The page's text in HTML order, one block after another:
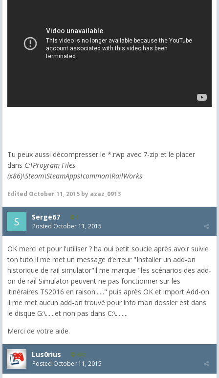
Tu peux aussi décompresser le *.rwp avec 7-zip et le placer
dans C:\Program Files
(x86)\Steam\SteamApps\common\RailWorks
Edited October 11, 2015 by azaz_0913
Serge67 1
Posted October 11, 2015
OK merci et pour l'utiliser ? ha oui petit soucie après avoir suivie
ton tuto il me met un message d’erreur "Installer un add-on
historique de rail simulator"il me marque "les scénarios des add-
on de rail Simulator peuvent ne pas fonctionner sur les
itinéraires TS2016 en raison......" puis après OK et import Add-on
il me met aucun add-on trouvé pour info mon dossier est dans
le disque G:\......et non pas dans C:\........
Merci de votre aide.
Lus0rius 682
Posted October 11, 2015